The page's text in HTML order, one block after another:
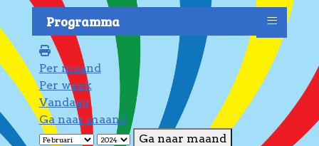
Programma ≡
Per maand
Per week
Vandaag
Ga naar maand
Ga naar maand